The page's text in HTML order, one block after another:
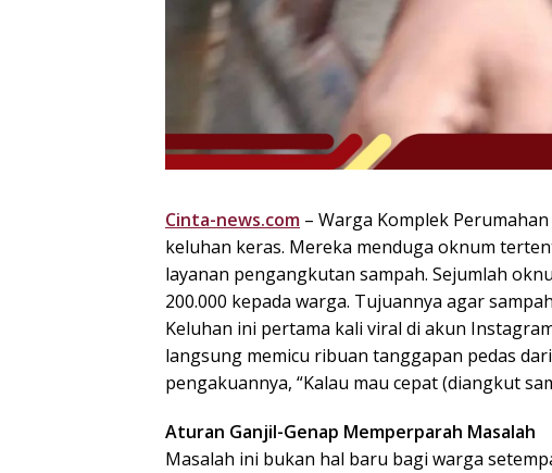
Cinta-news.com – Warga Komplek
keluhan keras. Mereka menduga oknum
layanan pengangkutan sampah. Sejumlah
200.000 kepada warga. Tujuannya agar
Keluhan ini pertama kali viral di akun
langsung memicu ribuan tanggapan pedas
pengakuannya, “Kalau mau cepat (diangkut
Aturan Ganjil-Genap Memperparah Masalah
Masalah ini bukan hal baru bagi warga